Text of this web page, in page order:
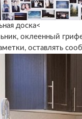
доска<
оклеенный
оставлять